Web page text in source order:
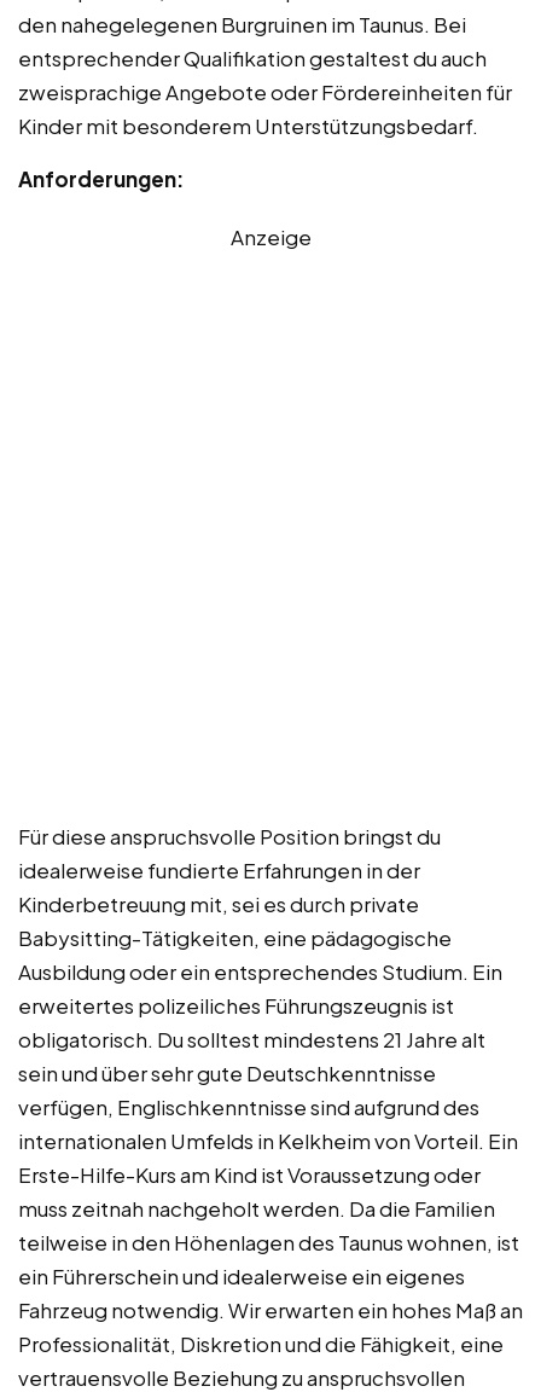
den nahegelegenen Burgruinen im Taunus. Bei
entsprechender Qualifikation gestaltest du auch
zweisprachige Angebote oder Fördereinheiten für
Kinder mit besonderem Unterstützungsbedarf.
Anforderungen:
Anzeige
Für diese anspruchsvolle Position bringst du
idealerweise fundierte Erfahrungen in der
Kinderbetreuung mit, sei es durch private
Babysitting-Tätigkeiten, eine pädagogische
Ausbildung oder ein entsprechendes Studium. Ein
erweitertes polizeiliches Führungszeugnis ist
obligatorisch. Du solltest mindestens 21 Jahre alt
sein und über sehr gute Deutschkenntnisse
verfügen, Englischkenntnisse sind aufgrund des
internationalen Umfelds in Kelkheim von Vorteil. Ein
Erste-Hilfe-Kurs am Kind ist Voraussetzung oder
muss zeitnah nachgeholt werden. Da die Familien
teilweise in den Höhenlagen des Taunus wohnen, ist
ein Führerschein und idealerweise ein eigenes
Fahrzeug notwendig. Wir erwarten ein hohes Maß an
Professionalität, Diskretion und die Fähigkeit, eine
vertrauensvolle Beziehung zu anspruchsvollen